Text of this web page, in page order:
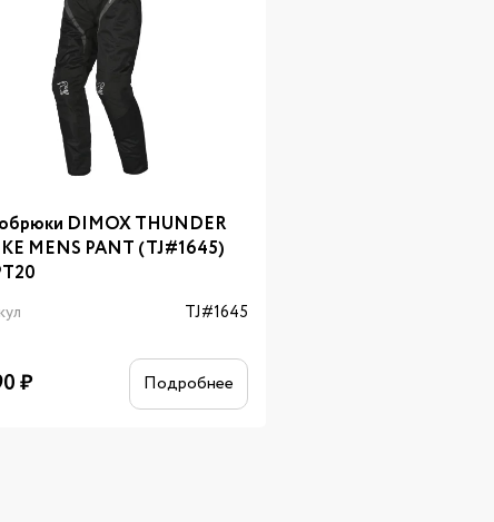
DIMOX THUNDER
MENS PANT (TJ#1645)
TJ#1645
₽ Подробнее